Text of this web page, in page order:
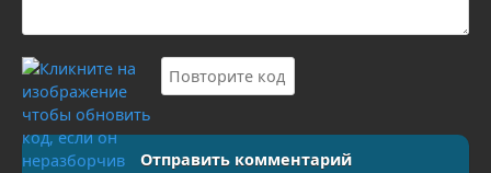
Отправить комментарий